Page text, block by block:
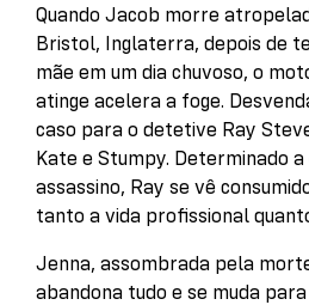
Quando Jacob morre
Bristol, Inglaterra, depois de
mãe em um dia chuvoso, o
atinge acelera a foge.
caso para o detetive Ray
Kate e Stumpy. Determinado
assassino, Ray se vê
tanto a vida profissional
Jenna, assombrada pela
abandona tudo e se muda